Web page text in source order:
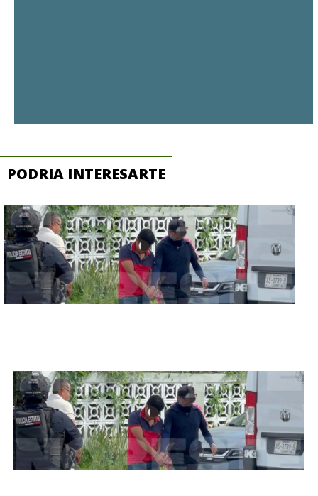
PODRIA INTERESARTE